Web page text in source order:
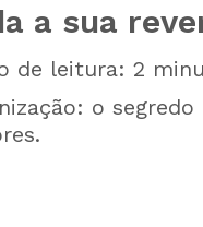
a sua
de leitura:2
o